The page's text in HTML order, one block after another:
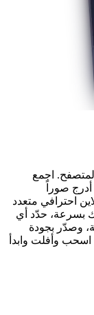
اجمع
صوراً
احترافي متعدد
بسرعة، حدّد أي
وصدّر بجودة
وأفلت وابدأ